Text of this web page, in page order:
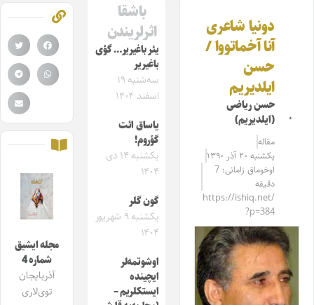
دونیا شاعری
آنا آخماتووا /
حسن
ایلدیریم
حسن ریاضی
(ایلدیریم)
مقاله‌
یکشنبه ۲۰ آذر ۱۳۹۰
اوخوماق زامانی: 7
دقیقه
https://ishiq.net/
?p=384
باشقا
اثرلریندن
یئر باغیریر… گؤی
باغیریر
سه‌شنبه ۱۹
اسفند ۱۴۰۴
یاساق ائت
گؤروم!
یکشنبه ۱۴ دی
۱۴۰۴
گون گلر
یکشنبه ۹ شهریور
۱۴۰۴
اوشوتمه‌لر
ایچینده
ایستکلریم –
مجله ایشیق
شماره 4
آذربایجان
توی‌لاری